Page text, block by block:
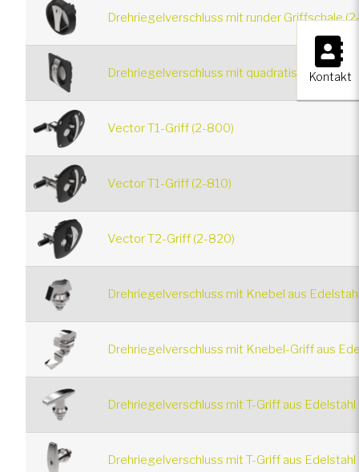
×
Kontakt
Drehriegelverschluss mit runder Griffschale
Drehriegelverschluss mit quadratischer
Vector T1-Griff (2-800)
Vector T1-Griff (2-810)
Vector T2-Griff (2-820)
Drehriegelverschluss mit Knebel aus
Drehriegelverschluss mit Knebel-Griff aus
Drehriegelverschluss mit T-Griff aus
Drehriegelverschluss mit T-Griff aus Edelstahl